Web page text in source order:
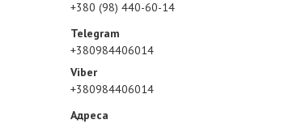
+380 (98) 440-60-14
+380984406014
+380984406014